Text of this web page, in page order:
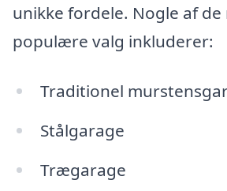
unikke fordele. Nogle af de
populære valg inkluderer:
Traditionel
Stålgarage
Trægarage